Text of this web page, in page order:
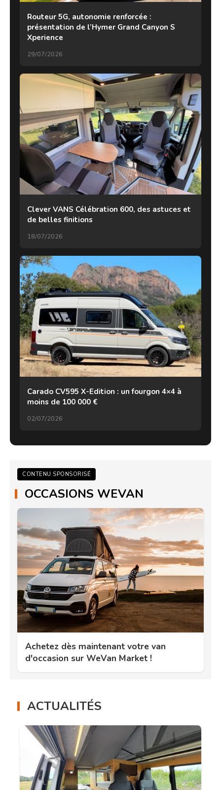
Routeur 5G, autonomie renforcée :
présentation de l’Hymer Grand Canyon S
Xperience
29/07/2026
Clever VANS Célébration 600, des astuces et
de belles finitions
18/07/2026
Carado CV595 X-Edition : un fourgon 4×4 à
moins de 100 000 €
02/07/2026
CONTENU SPONSORISÉ
OCCASIONS WEVAN
Achetez dès maintenant votre van
d'occasion sur WeVan Market !
ACTUALITÉS